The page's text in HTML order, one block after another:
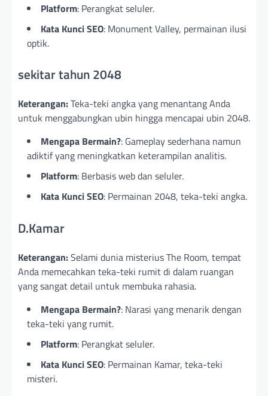
Platform: Perangkat seluler.
Kata Kunci SEO: Monument Valley, permainan ilusi
optik.
sekitar tahun 2048
Keterangan:Teka-teki angka yang menantang Anda
untuk menggabungkan ubin hingga mencapai ubin 2048.
Mengapa Bermain?: Gameplay sederhana namun
adiktif yang meningkatkan keterampilan analitis.
Platform: Berbasis web dan seluler.
Kata Kunci SEO: Permainan 2048, teka-teki angka.
D.Kamar
Keterangan:Selami dunia misterius The Room, tempat
Anda memecahkan teka-teki rumit di dalam ruangan
yang sangat detail untuk membuka rahasia.
Mengapa Bermain?: Narasi yang menarik dengan
teka-teki yang rumit.
Platform: Perangkat seluler.
Kata Kunci SEO: Permainan Kamar, teka-teki
misteri.